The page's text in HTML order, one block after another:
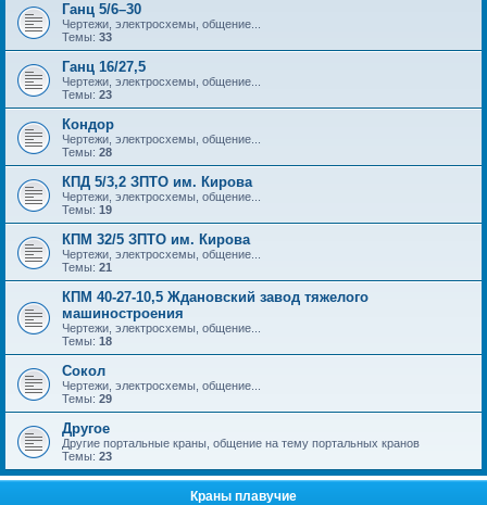
Ганц 5/6–30
Чертежи, электросхемы, общение...
Темы: 33
Ганц 16/27,5
Чертежи, электросхемы, общение...
Темы: 23
Кондор
Чертежи, электросхемы, общение...
Темы: 28
КПД 5/3,2 ЗПТО им. Кирова
Чертежи, электросхемы, общение...
Темы: 19
КПМ 32/5 ЗПТО им. Кирова
Чертежи, электросхемы, общение...
Темы: 21
КПМ 40-27-10,5 Ждановский завод тяжелого
машиностроения
Чертежи, электросхемы, общение...
Темы: 18
Сокол
Чертежи, электросхемы, общение...
Темы: 29
Другое
Другие портальные краны, общение на тему портальных кранов
Темы: 23
Краны плавучие